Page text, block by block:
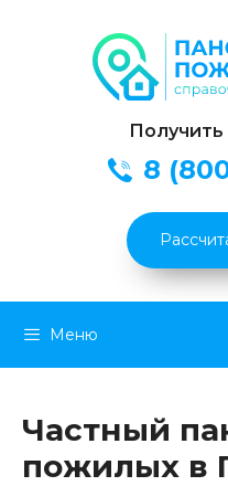
Получить
8
Меню
Частный
пожилых в